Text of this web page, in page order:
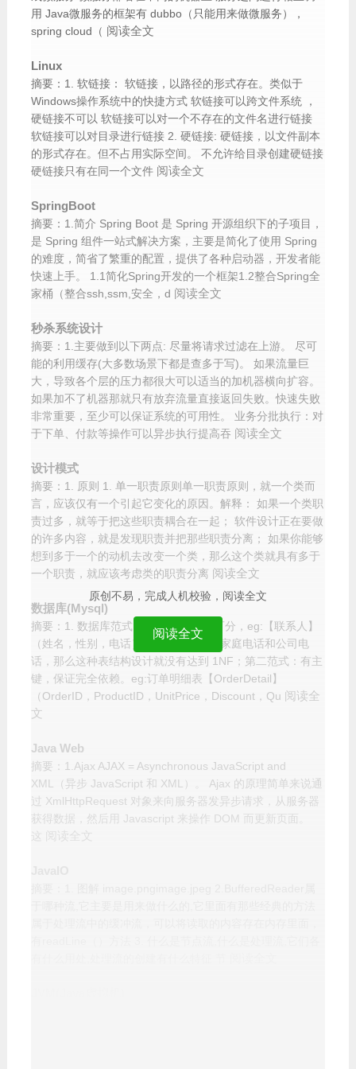
用 Java微服务的框架有 dubbo（只能用来做微服务），
spring cloud（ 阅读全文
Linux
摘要：1. 软链接： 软链接，以路径的形式存在。类似于
Windows操作系统中的快捷方式 软链接可以跨文件系统 ，
硬链接不可以 软链接可以对一个不存在的文件名进行链接
软链接可以对目录进行链接 2. 硬链接: 硬链接，以文件副本
的形式存在。但不占用实际空间。 不允许给目录创建硬链接
硬链接只有在同一个文件 阅读全文
SpringBoot
摘要：1.简介 Spring Boot 是 Spring 开源组织下的子项目，
是 Spring 组件一站式解决方案，主要是简化了使用 Spring
的难度，简省了繁重的配置，提供了各种启动器，开发者能
快速上手。 1.1简化Spring开发的一个框架1.2整合Spring全
家桶（整合ssh,ssm,安全，d 阅读全文
秒杀系统设计
摘要：1.主要做到以下两点: 尽量将请求过滤在上游。 尽可
能的利用缓存(大多数场景下都是查多于写)。 如果流量巨
大，导致各个层的压力都很大可以适当的加机器横向扩容。
如果加不了机器那就只有放弃流量直接返回失败。快速失败
非常重要，至少可以保证系统的可用性。 业务分批执行：对
于下单、付款等操作可以异步执行提高吞 阅读全文
设计模式
摘要：1. 原则 1. 单一职责原则单一职责原则，就一个类而
言，应该仅有一个引起它变化的原因。解释： 如果一个类职
责过多，就等于把这些职责耦合在一起； 软件设计正在要做
的许多内容，就是发现职责并把那些职责分离； 如果你能够
想到多于一个的动机去改变一个类，那么这个类就具有多于
一个职责，就应该考虑类的职责分离 阅读全文
数据库(Mysql)
摘要：1. 数据库范式 第一范式：列不可分，eg:【联系人】
（姓名，性别，电话），一个联系人有家庭电话和公司电
话，那么这种表结构设计就没有达到 1NF；第二范式：有主
键，保证完全依赖。eg:订单明细表【OrderDetail】
（OrderID，ProductID，UnitPrice，Discount，Qu 阅读全
文
Java Web
摘要：1.Ajax AJAX = Asynchronous JavaScript and
XML（异步 JavaScript 和 XML）。 Ajax 的原理简单来说通
过 XmlHttpRequest 对象来向服务器发异步请求，从服务器
获得数据，然后用 Javascript 来操作 DOM 而更新页面。
这
阅读全文
原创不易，完成人机校验，阅读全文
阅读全文